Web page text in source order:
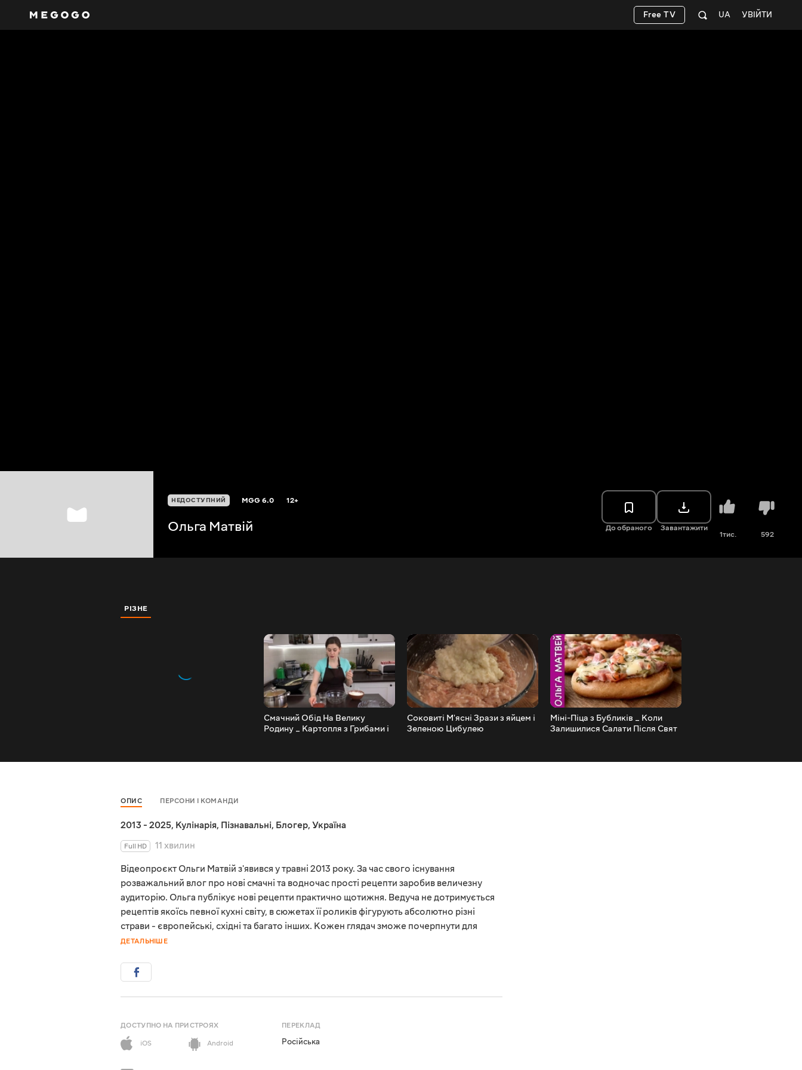
УВІЙТИ
UA
Free TV
НЕДОСТУПНИЙ MGG6.0 12+
Ольга Матвій До обраного Завантажити
1тис. 592
РІЗНЕ
Смачний Обід На Велику
Родину _ Картопля з Грибами і
Соковиті М'ясні Зрази з яйцем і
Зеленою Цибулею
Міні-Піца з Бубликів _ Коли
Залишилися Салати Після Свят
ОПИС ПЕРСОНИ І КОМАНДИ
2013 - 2025, Кулінарія, Пізнавальні, Блогер, Україна
Full HD
11 хвилин
Відеопроєкт Ольги Матвій з'явився у травні 2013 року. За час свого існування
розважальний влог про нові смачні та водночас прості рецепти заробив величезну
аудиторію. Ольга публікує нові рецепти практично щотижня. Ведуча не дотримується
рецептів якоїсь певної кухні світу, в сюжетах її роликів фігурують абсолютно різні
страви - європейські, східні та багато інших. Кожен глядач зможе почерпнути для
ДЕТАЛЬНІШЕ
ДОСТУПНО НА ПРИСТРОЯХ
iOS
Android
ПЕРЕКЛАД
Російська